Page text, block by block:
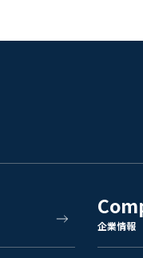
企業情報